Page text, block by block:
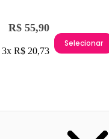
R$ 55,90
3x R$ 20,73
Selecionar